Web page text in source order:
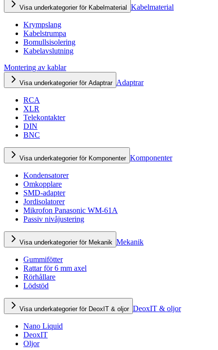
Visa underkategorier för Kabelmaterial Kabelmaterial
Krympslang
Kabelstrumpa
Bomullsisolering
Kabelavslutning
Montering av kablar
Visa underkategorier för Adaptrar Adaptrar
RCA
XLR
Telekontakter
DIN
BNC
Visa underkategorier för Komponenter Komponenter
Kondensatorer
Omkopplare
SMD-adapter
Jordisolatorer
Mikrofon Panasonic WM-61A
Passiv nivåjustering
Visa underkategorier för Mekanik Mekanik
Gummifötter
Rattar för 6 mm axel
Rörhållare
Lödstöd
Visa underkategorier för DeoxIT & oljor DeoxIT & oljor
Nano Liquid
DeoxIT
Oljor